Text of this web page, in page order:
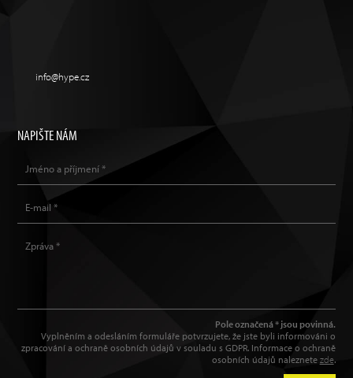
info@hype.cz
NAPIŠTE NÁM
Pole označená * jsou povinná.
Vyplněním a odesláním formuláře potvrzujete, že jste byli informováni o
zpracování a ochraně osobních údajů v souladu s GDPR. Informace o ochraně
osobních údajů naleznete zde.